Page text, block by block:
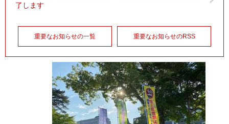
了します
重要なお知らせの一覧 重要なお知らせのRSS